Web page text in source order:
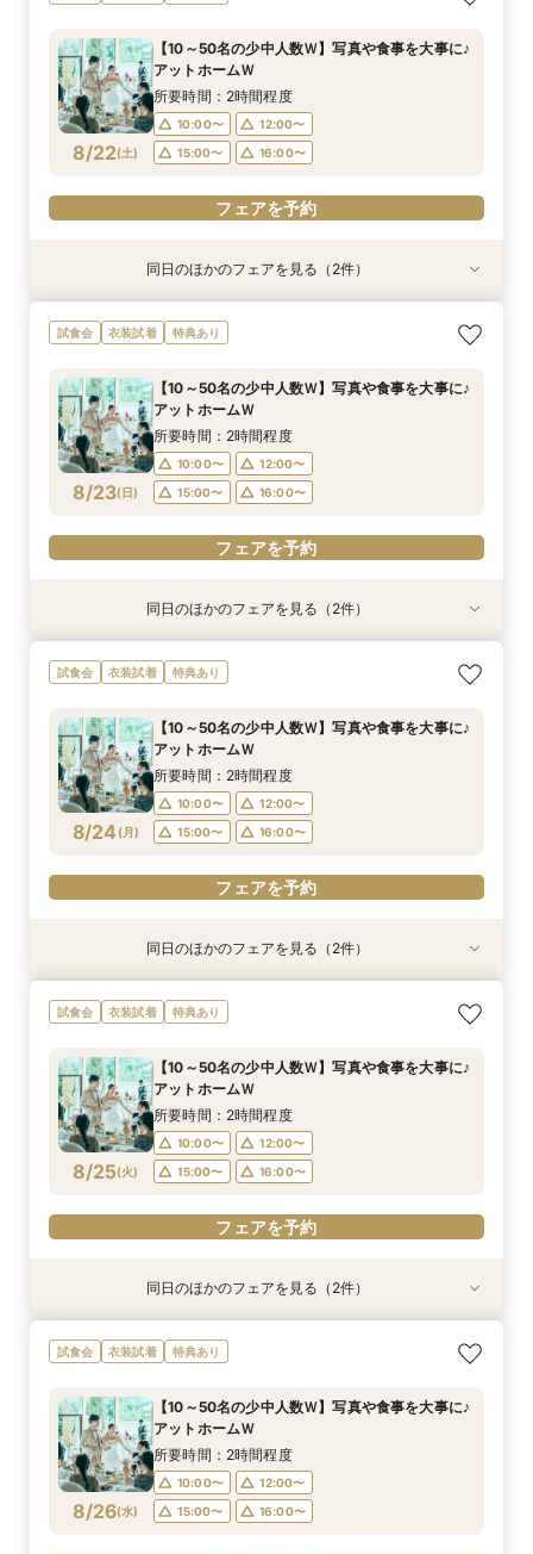
8/21(金)
神殿見学×和装試着＆人気食べ比べ試食
11:30〜
フェアを予約
8/21(金)
試食×30,000円GIFT付相談会
10:00〜
12:00〜
15:00〜
16:00〜
8/22(土)
【10～50名の少中人数Ｗ】写真や食事を大事に♪
アットホームＷ
所要時間：2時間程度
10:00〜
12:00〜
15:00〜
16:00〜
フェアを予約
衣装試着 特典あり
8/22(土)
＼神前式をご検討のお二人へ／各神社式＆リアン
神殿見学×和装試着＆人気食べ比べ試食
11:30〜
フェアを予約
衣装試着 特典あり
8/22(土)
人気No,1 ＼初めて見学がおトク★／豪華コース
試食×30,000円GIFT付相談会
10:00〜
12:00〜
15:00〜
16:00〜
同日のほかのフェアを見る（2件）
試食会 衣装試着 特典あり
8/23(日)
【10～50名の少中人数Ｗ】写真や食事を大事に♪
アットホームＷ
所要時間：2時間程度
10:00〜
12:00〜
15:00〜
16:00〜
フェアを予約
衣装試着 特典あり
8/23(日)
＼神前式をご検討のお二人へ／各神社式＆リアン
神殿見学×和装試着＆人気食べ比べ試食
11:30〜
フェアを予約
衣装試着 特典あり
8/23(日)
人気No,1 ＼初めて見学がおトク★／豪華コース
試食×30,000円GIFT付相談会
10:00〜
12:00〜
15:00〜
16:00〜
同日のほかのフェアを見る（2件）
試食会 衣装試着 特典あり
8/24 (月)
【10～50名の少中人数Ｗ】写真や食事を大事に♪
アットホームＷ
所要時間：2時間程度
10:00〜
12:00〜
15:00〜
16:00〜
フェアを予約
衣装試着 特典あり
8/24(月)
＼神前式をご検討のお二人へ／各神社式＆リアン
神殿見学×和装試着＆人気食べ比べ試食
11:30〜
フェアを予約
衣装試着 特典あり
8/24(月)
人気No,1 ＼初めて見学がおトク★／豪華コース
試食×30,000円GIFT付相談会
10:00〜
12:00〜
15:00〜
16:00〜
同日のほかのフェアを見る（2件）
試食会 衣装試着 特典あり
8/25(火)
【10～50名の少中人数Ｗ】写真や食事を大事に♪
アットホームＷ
所要時間：2時間程度
10:00〜
12:00〜
15:00〜
16:00〜
フェアを予約
衣装試着 特典あり
8/25(火)
＼神前式をご検討のお二人へ／各神社式＆リアン
神殿見学×和装試着＆人気食べ比べ試食
11:30〜
フェアを予約
衣装試着 特典あり
8/25(火)
人気No,1 ＼初めて見学がおトク★／豪華コース
試食×30,000円GIFT付相談会
10:00〜
12:00〜
15:00〜
16:00〜
同日のほかのフェアを見る（2件）
試食会 衣装試着 特典あり
8/26(水)
【10～50名の少中人数Ｗ】写真や食事を大事に♪
アットホームＷ
所要時間：2時間程度
10:00〜
12:00〜
15:00〜
16:00〜